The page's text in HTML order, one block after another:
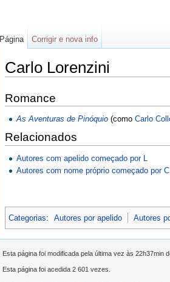
Carlo Lorenzini
Romance
As Aventuras de Pinóquio (comoCarlo
Relacionados
Autores com apelido começado por L
Autores com nome próprio começado por C
Categorias: Autores por apelido Autores
Página Corrigir e nova info
Esta página foi modificada pela última vez às 22h37min
Esta página foi acedida 2 601 vezes.